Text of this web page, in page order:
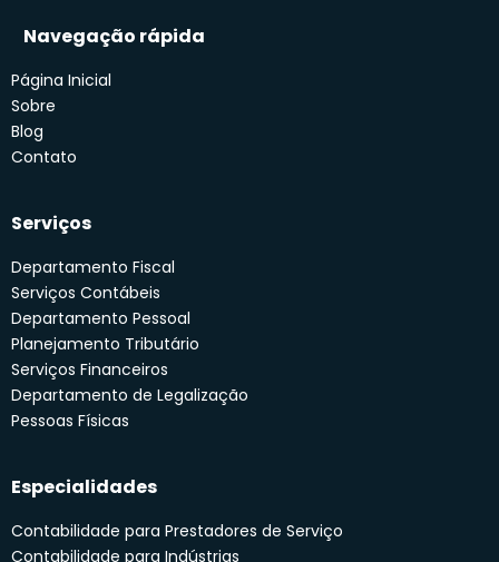
Navegação rápida
Página Inicial
Sobre
Blog
Contato
Serviços
Departamento Fiscal
Serviços Contábeis
Departamento Pessoal
Planejamento Tributário
Serviços Financeiros
Departamento de Legalização
Pessoas Físicas
Especialidades
Contabilidade para Prestadores de Serviço
Contabilidade para Indústrias